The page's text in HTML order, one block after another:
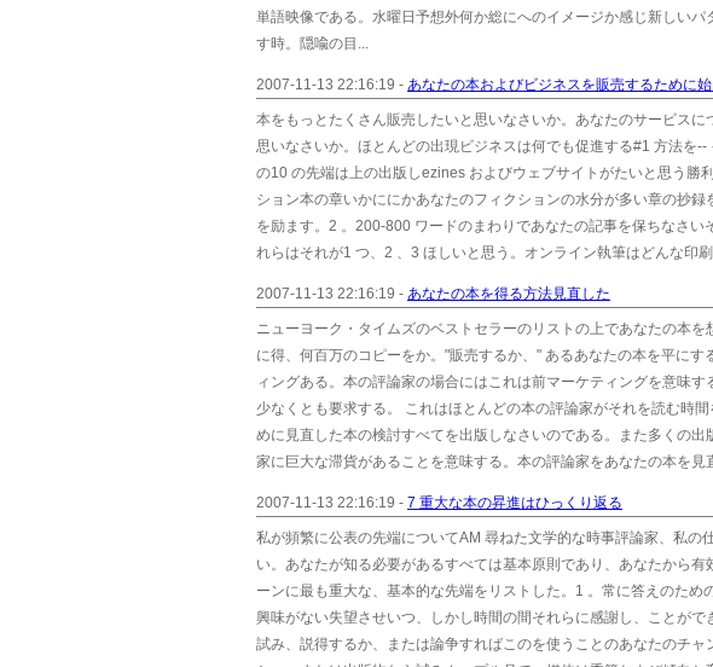
単語映像である。水曜日予想外何か総にへのイメージか感じ新しい
す時。隠喩の目...
2007-11-13 22:16:19 - あなたの本およびビジネスを販売するために
本をもっとたくさん販売したいと思いなさいか。あなたのサービス
思いなさいか。ほとんどの出現ビジネスは何でも促進する#1 方法を
の10 の先端は上の出版しezines およびウェブサイトがたいと思う勝
ション本の章いかににかあなたのフィクションの水分が多い章の抄
を励ます。2 。200-800 ワードのまわりであなたの記事を保ちなさ
れらはそれが1 つ、2 、3 ほしいと思う。オンライン執筆はどんな印
2007-11-13 22:16:19 - あなたの本を得る方法見直した
ニューヨーク・タイムズのベストセラーのリストの上であなたの本
に得、何百万のコピーをか。"販売するか、" あるあなたの本を平に
ィングある。本の評論家の場合にはこれは前マーケティングを意味
少なくとも要求する。 これはほとんどの本の評論家がそれを読む時
めに見直した本の検討すべてを出版しなさいのである。また多くの
家に巨大な滞貨があることを意味する。本の評論家をあなたの本を
2007-11-13 22:16:19 - 7 重大な本の昇進はひっくり返る
私が頻繁に公表の先端についてAM 尋ねた文学的な時事評論家、私
い。あなたが知る必要があるすべては基本原則であり、あなたから
ーンに最も重大な、基本的な先端をリストした。1 。常に答えのた
興味がない失望させいつ、しかし時間の間それらに感謝し、ことが
試み、説得するか、または論争すればこのを使うことのあなたのチ